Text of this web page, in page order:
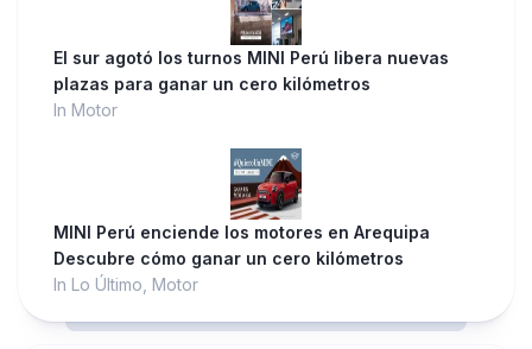
El sur agotó los turnos MINI Perú libera nuevas
plazas para ganar un cero kilómetros
In Motor
MINI Perú enciende los motores en Arequipa
Descubre cómo ganar un cero kilómetros
In Lo Último, Motor